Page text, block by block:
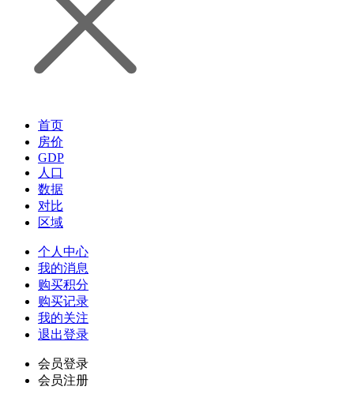
首页
房价
GDP
人口
数据
对比
区域
个人中心
我的消息
购买积分
购买记录
我的关注
退出登录
会员登录
会员注册